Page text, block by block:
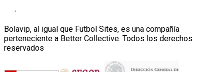
Bolavip, al igual que Futbol Sites, es una compañía
perteneciente a Better Collective. Todos los derechos
reservados